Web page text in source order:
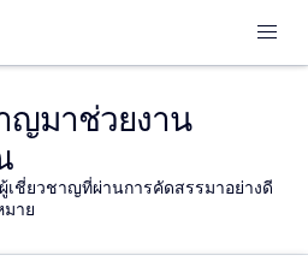
ญมาช่วยงาน
เชี่ยวชาญที่ผ่านการคัดสรรมาอย่างดี
มาย